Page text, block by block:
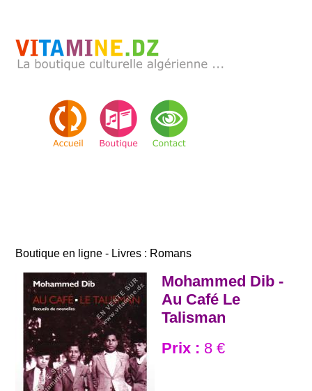
Boutique en ligne - Livres : Romans
Mohammed Dib -
Au Café Le
Talisman
Prix : 8 €